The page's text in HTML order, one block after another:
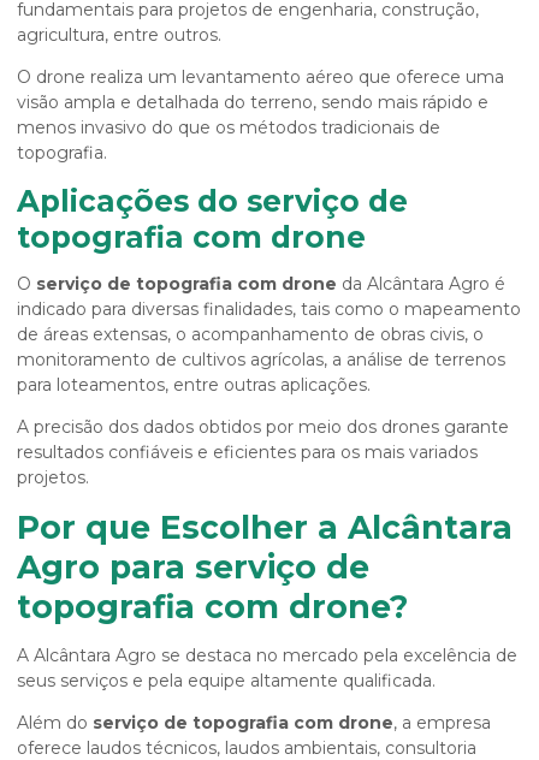
fundamentais para projetos de engenharia, construção,
agricultura, entre outros.
O drone realiza um levantamento aéreo que oferece uma
visão ampla e detalhada do terreno, sendo mais rápido e
menos invasivo do que os métodos tradicionais de
topografia.
Aplicações do serviço de
topografia com drone
O serviço de topografia com drone da Alcântara Agro é
indicado para diversas finalidades, tais como o mapeamento
de áreas extensas, o acompanhamento de obras civis, o
monitoramento de cultivos agrícolas, a análise de terrenos
para loteamentos, entre outras aplicações.
A precisão dos dados obtidos por meio dos drones garante
resultados confiáveis e eficientes para os mais variados
projetos.
Por que Escolher a Alcântara
Agro para serviço de
topografia com drone?
A Alcântara Agro se destaca no mercado pela excelência de
seus serviços e pela equipe altamente qualificada.
Além do serviço de topografia com drone, a empresa
oferece laudos técnicos, laudos ambientais, consultoria